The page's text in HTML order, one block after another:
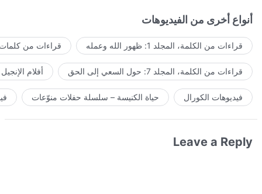
أنواع أخرى من الفيديوهات
قراءات من الكلمة، المجلد 1: ظهور الله وعمله قراءات من كلمات
قراءات من الكلمة، المجلد 7: حول السعي إلى الحق أفلام الإنجيل
فيديوهات الكورال حياة الكنيسة – سلسلة حفلات منوّعات
Leave a Reply